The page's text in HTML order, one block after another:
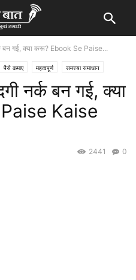
बन गई, क्या करू? Ebook Se Paise...
पैसे कमाए महत्वपूर्ण समस्या समाधान
नर्क बन गई, क्या
Kaise
0
2441